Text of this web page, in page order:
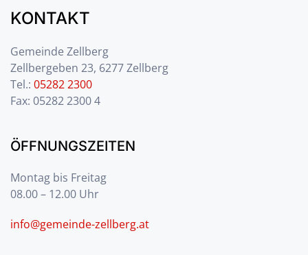
KONTAKT
Gemeinde Zellberg
Zellbergeben 23, 6277 Zellberg
Tel.: 05282 2300
Fax: 05282 2300 4
ÖFFNUNGSZEITEN
Montag bis Freitag
08.00 – 12.00 Uhr
info@gemeinde-zellberg.at